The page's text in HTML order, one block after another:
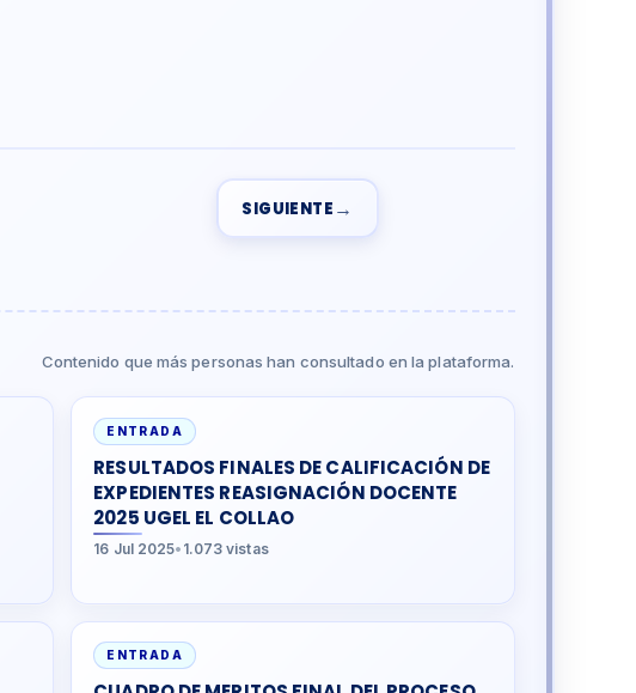
SIGUIENTE →
Contenido que más personas han consultado en la plataforma.
ENTRADA
RESULTADOS FINALES DE CALIFICACIÓN DE
EXPEDIENTES REASIGNACIÓN DOCENTE
2025 UGEL EL COLLAO
16 Jul 2025• 1.073 vistas
ENTRADA